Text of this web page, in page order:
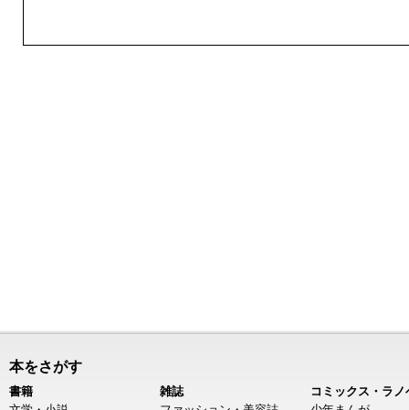
本をさがす
書籍
雑誌
コミックス・ラノ